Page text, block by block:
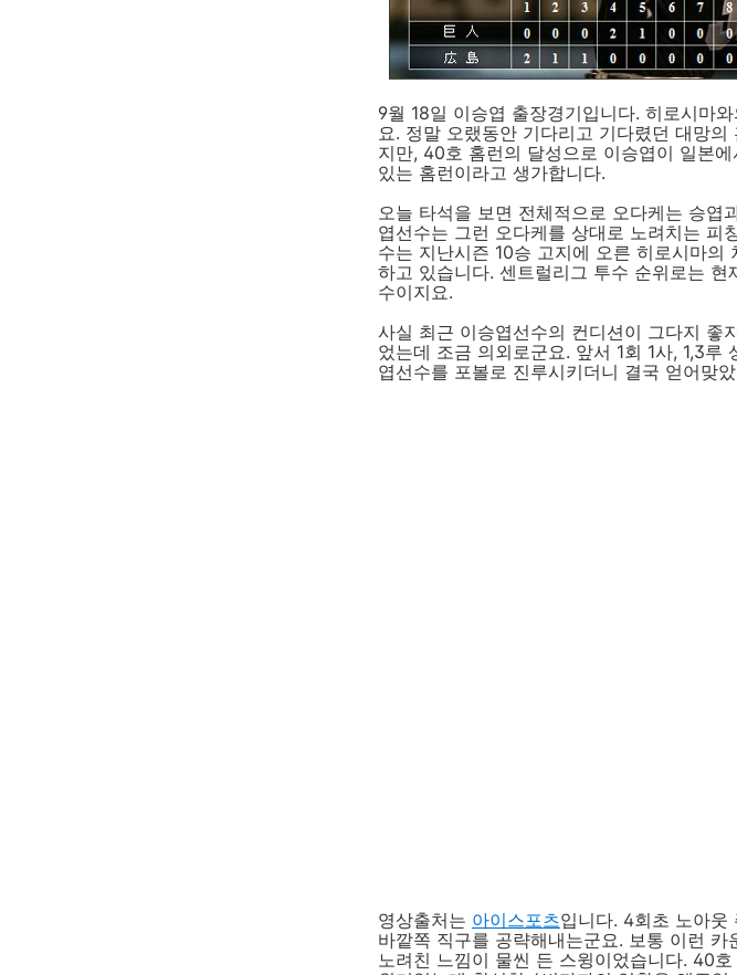
9월 18일 이승엽 출장경기입니다. 히로시마
요. 정말 오랬동안 기다리고 기다렸던 대망
지만, 40호 홈런의 달성으로 이승엽이 일본
있는 홈런이라고 생가합니다.
오늘 타석을 보면 전체적으로 오다케는 승엽
엽선수는 그런 오다케를 상대로 노려치는 피
수는 지난시즌 10승 고지에 오른 히로시마의
하고 있습니다. 센트럴리그 투수 순위로는
수이지요.
사실 최근 이승엽선수의 컨디션이 그다지 좋
었는데 조금 의외로군요. 앞서 1회 1사, 1,3
엽선수를 포볼로 진루시키더니 결국 얻어맞
영상출처는 아이스포츠입니다. 4회초 노아웃
바깥쪽 직구를 공략해내는군요. 보통 이런
노려친 느낌이 물씬 든 스윙이었습니다. 40